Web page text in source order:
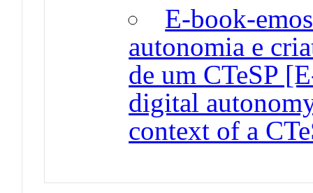
E-book-
autonomia e
de um CTeSP
digital
context of a